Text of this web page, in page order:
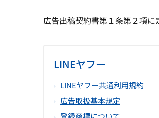
広告出稿契約書第１条第２項に
LINEヤフー
LINEヤフー共通利用規約
広告取扱基本規定